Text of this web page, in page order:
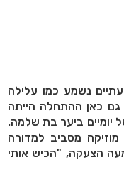
נשמע כמו עלילה
כאן ההתחלה הייתה
יומיים ביער בת שלמה.
מסביב למדורה
הצעקה, "הכיש אותי